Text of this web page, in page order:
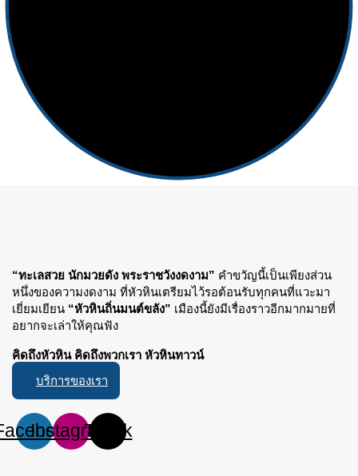
“ทะเลสวย นักมวยดัง พระราชวังงดงาม” คำขวัญนี้เป็นเพียงส่วน
หนึ่งของความงดงาม ที่หัวหินเตรียมไว้รอต้อนรับทุกคนที่แวะมา
เยี่ยมเยียน “หัวหินถิ่นมนต์ขลัง” เมืองนี้ยังมีเรื่องราวอีกมากมายที่
อยากจะเล่าให้คุณฟัง
คิดถึงหัวหิน คิดถึงพวกเรา หัวหินทาวน์
บริการของเรา
InstagramTiktok